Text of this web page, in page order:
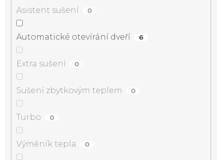
Asistent sušení 0
Automatické otevírání dveří 6
Extra sušení 0
Sušení zbytkovým teplem 0
Turbo 0
Výměník tepla 0